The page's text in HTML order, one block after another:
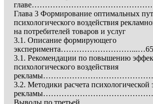
Глава 3 Формирование оптимальных
психологического воздействия
на потребителей товаров и услуг
3.1. Описание формирующего
эксперимента………………………...…65
3.1. Рекомендации по повышению
психологического воздействия
3.2. Методики расчета психологической
Выводы по третьей